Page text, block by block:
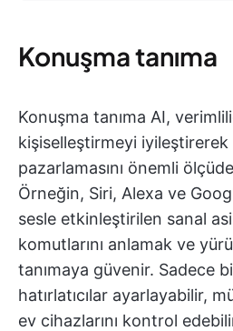
Konuşma tanıma
Konuşma tanıma AI,
kişiselleştirmeyi iyileştirerek
pazarlamasını önemli
Örneğin, Siri, Alexa ve
sesle etkinleştirilen sanal
komutlarını anlamak ve
tanımaya güvenir. Sadece
hatırlatıcılar ayarlayabilir,
ev cihazlarını kontrol